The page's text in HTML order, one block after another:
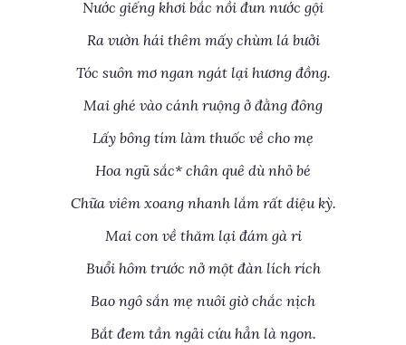
Nước giếng khơi bắc nồi đun nước gội
Ra vườn hái thêm mấy chùm lá bưởi
Tóc suôn mơ ngan ngát lại hương đồng.
Mai ghé vào cánh ruộng ở đằng đông
Lấy bông tím làm thuốc về cho mẹ
Hoa ngũ sắc* chân quê dù nhỏ bé
Chữa viêm xoang nhanh lắm rất diệu kỳ.
Mai con về thăm lại đám gà ri
Buổi hôm trước nở một đàn lích rích
Bao ngô sắn mẹ nuôi giờ chắc nịch
Bắt đem tần ngải cứu hẳn là ngon.